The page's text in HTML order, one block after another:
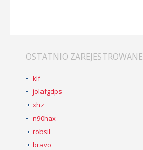
OSTATNIO ZAREJESTROWANE
klf
jolafgdps
xhz
n90hax
robsil
bravo